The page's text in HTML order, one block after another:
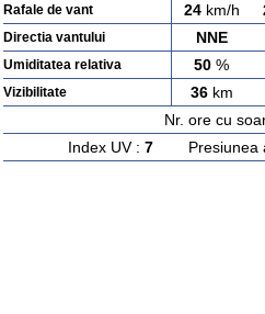
Rafale de vant 24km/h
Directia vantului NNE
Umiditatea relativa 50 %
Vizibilitate 36km
Nr. ore cu
Index UV : 7Presiunea